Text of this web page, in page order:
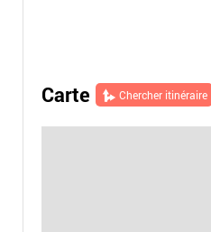
Carte Chercher itinéraire